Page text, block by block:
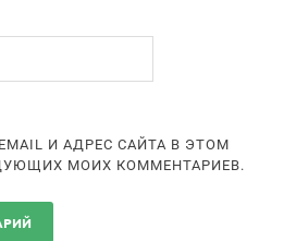
И АДРЕС САЙТА В ЭТОМ
МОИХ КОММЕНТАРИЕВ.